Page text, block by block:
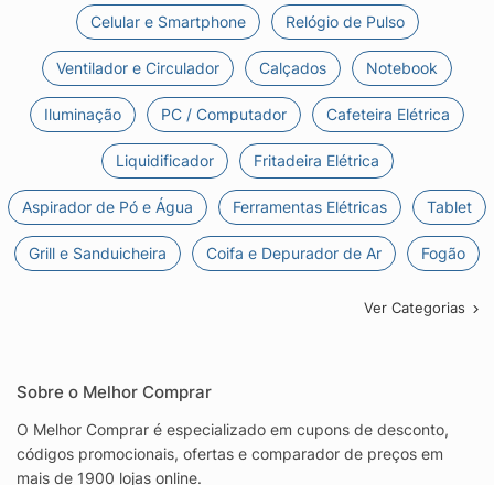
Celular e Smartphone Relógio de Pulso
Ventilador e Circulador Calçados Notebook
Iluminação PC / Computador Cafeteira Elétrica
Liquidificador Fritadeira Elétrica
Aspirador de Pó e Água Ferramentas Elétricas Tablet
Grill e Sanduicheira Coifa e Depurador de Ar Fogão
Ver Categorias
Sobre o Melhor Comprar
O Melhor Comprar é especializado em cupons de desconto,
códigos promocionais, ofertas e comparador de preços em
mais de 1900 lojas online.